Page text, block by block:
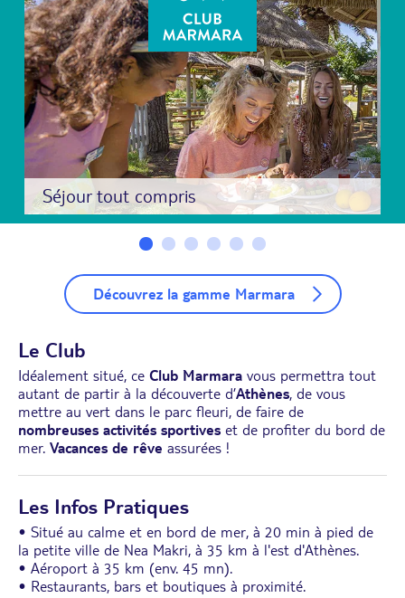
Séjour tout compris
Découvrez la gamme Marmara
Le Club
Idéalement situé, ce Club Marmara vous permettra tout
autant de partir à la découverte d’Athènes, de vous
mettre au vert dans le parc fleuri, de faire de
nombreuses activités sportives et de profiter du bord de
mer. Vacances de rêve assurées !
Les Infos Pratiques
• Situé au calme et en bord de mer, à 20 min à pied de
la petite ville de Nea Makri, à 35 km à l'est d'Athènes.
• Aéroport à 35 km (env. 45 mn).
• Restaurants, bars et boutiques à proximité.